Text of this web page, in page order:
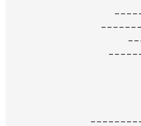
_________